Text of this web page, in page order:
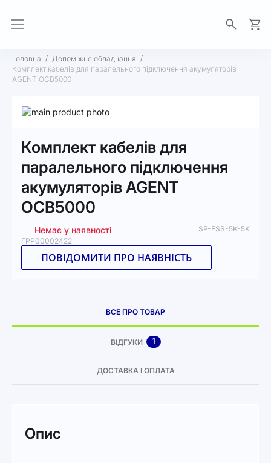
Головна
Допоміжне обладнання
Комплект кабелів для паралельного підключення акумуляторів
AGENT OCB5000
Перейти
галереї
початку
зображень
Комплект кабелів для
паралельного підключення
акумуляторів AGENT
OCB5000
Немає у наявності
SP-ESS-5K-5K
ГРР00002422
ПОВІДОМИТИ ПРО НАЯВНІСТЬ
ВСЕ ПРО ТОВАР
ВІДГУКИ 1
ДОСТАВКА І ОПЛАТА
Опис